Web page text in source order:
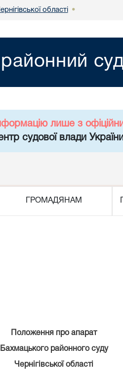
області •
суд
лише з
судової влади
ГРОМАДЯНАМ
Положення про апарат
Бахмацького районного суду
Чернігівської області